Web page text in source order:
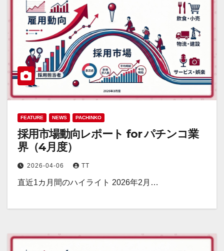
FEATURE NEWS PACHINKO
採用市場動向レポート for パチンコ業
界（4月度）
2026-04-06 TT
直近1カ月間のハイライト 2026年2月…